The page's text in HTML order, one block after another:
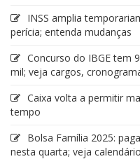
INSS amplia
perícia; entenda mudanças
Concurso do IBGE tem
mil; veja cargos,
Caixa volta a permitir
tempo
Bolsa Família 2025:
nesta quarta; veja calendário